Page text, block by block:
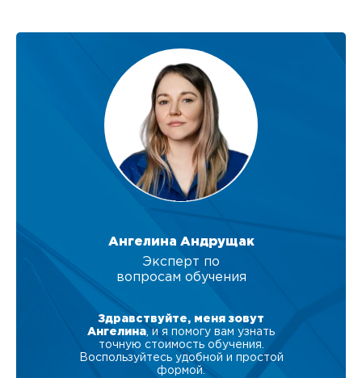
Ангелина Андрущак
Эксперт по
вопросам обучения
Здравствуйте, меня зовут
Ангелина , и я помогу вам узнать
точную стоимость обучения.
Воспользуйтесь удобной и простой
формой.